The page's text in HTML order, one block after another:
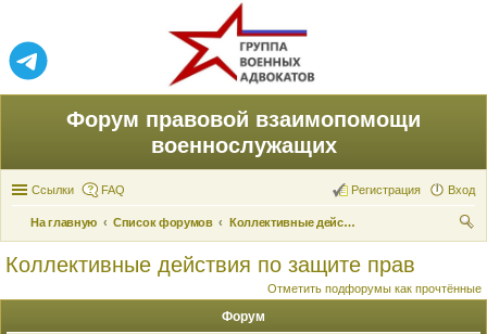
Форум правовой взаимопомощи
военнослужащих
Ссылки FAQ Вход
Регистрация
На главную Список форумов
Коллективные действия по защите прав
Коллективные действия по защите прав
Отметить подфорумы как прочтённые
Форум